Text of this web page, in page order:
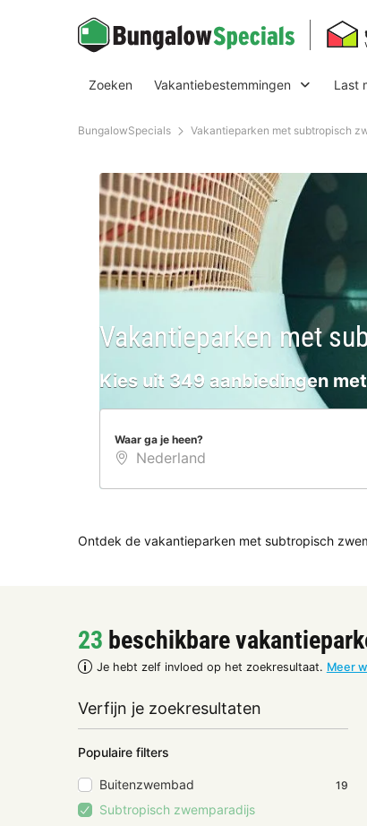
Zoeken Vakantiebestemmingen Last
BungalowSpecials Vakantieparken met subtropisch
Vakantieparken met
Kies uit 349 aanbiedingen
Waar ga je heen?
Ontdek de vakantieparken met subtropisch
23 beschikbare
Je hebt zelf invloed op het zoekresultaat. Meer
Verfijn je zoekresultaten
Populaire filters
Buitenzwembad 19
Subtropisch zwemparadijs